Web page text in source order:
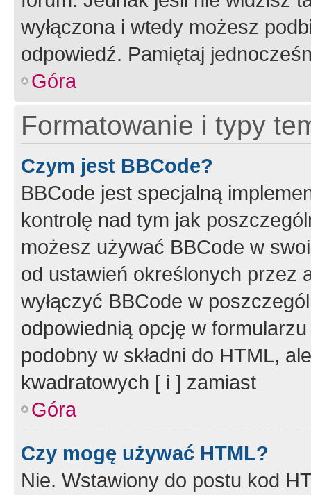
wyłączona i wtedy możesz
odpowiedź. Pamiętaj
Góra
Formatowanie i typy
Czym jest BBCode?
BBCode jest specjalną
kontrolę nad tym jak
możesz używać BBCode w
od ustawień określonych przez
wyłączyć BBCode w
odpowiednią opcję w
podobny w składni do HTML,
kwadratowych [ i ] zamiast
Góra
Czy mogę używać HTML?
Nie. Wstawiony do postu kod